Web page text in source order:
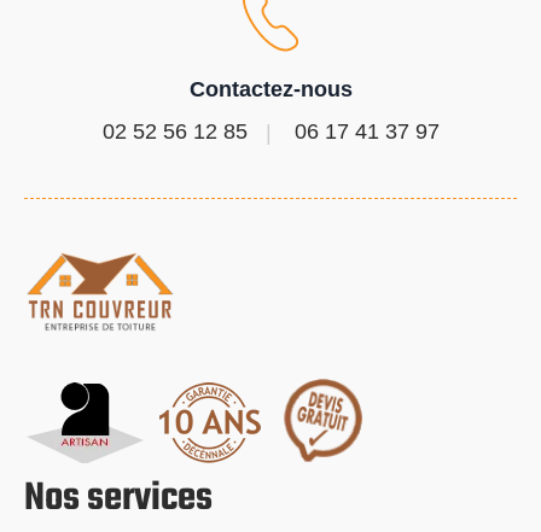
Contactez-nous
02 52 56 12 85
06 17 41 37 97
Nos services